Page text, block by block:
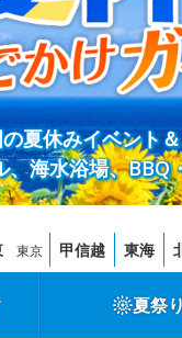
夏休みイベント
海水浴場、
東京 甲信越 東海
夏祭り